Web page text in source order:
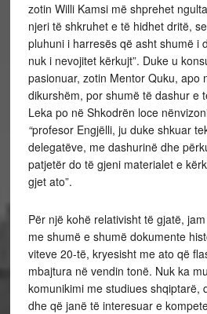
zotin Willi Kamsi më shprehet
njeri të shkruhet e të hidhet dritë,
pluhuni i harresës që asht shumë i
nuk i nevojitet kërkujt”. Duke u
pasionuar, zotin Mentor Quku, apo
dikurshëm, por shumë të dashur e
Leka po në Shkodrën loce
“profesor Engjëlli, ju duke shkuar
delegatëve, me dashurinë dhe
patjetër do të gjeni materialet e
gjet ato”.
Për një kohë relativisht të gjatë,
me shumë e shumë dokumente
viteve 20-të, kryesisht me ato që
mbajtura në vendin tonë. Nuk ka
komunikimi me studiues shqiptarë,
dhe që janë të interesuar e